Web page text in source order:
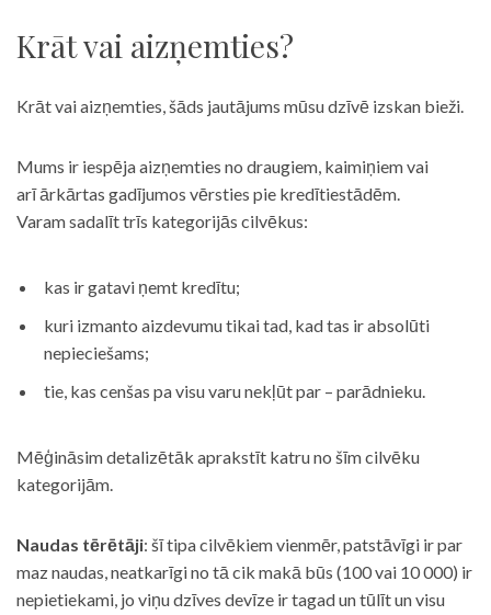
Krāt vai aizņemties?
Krāt vai aizņemties, šāds jautājums mūsu dzīvē izskan bieži.
Mums ir iespēja aizņemties no draugiem, kaimiņiem vai
arī ārkārtas gadījumos vērsties pie kredītiestādēm.
Varam sadalīt trīs kategorijās cilvēkus:
kas ir gatavi ņemt kredītu;
kuri izmanto aizdevumu tikai tad, kad tas ir absolūti
nepieciešams;
tie, kas cenšas pa visu varu nekļūt par – parādnieku.
Mēģināsim detalizētāk aprakstīt katru no šīm cilvēku
kategorijām.
Naudas tērētāji: šī tipa cilvēkiem vienmēr, patstāvīgi ir par
maz naudas, neatkarīgi no tā cik makā būs (100 vai 10 000) ir
nepietiekami, jo viņu dzīves devīze ir tagad un tūlīt un visu